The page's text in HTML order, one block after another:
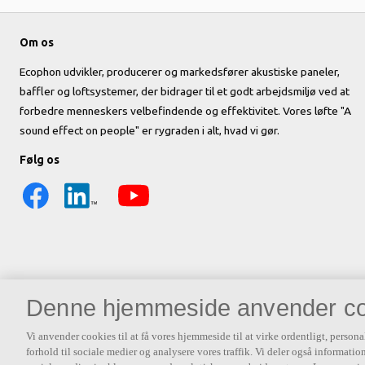
Om os
Ecophon udvikler, producerer og markedsfører akustiske paneler,
baffler og loftsystemer, der bidrager til et godt arbejdsmiljø ved at
forbedre menneskers velbefindende og effektivitet. Vores løfte "A
sound effect on people" er rygraden i alt, hvad vi gør.
Følg os
Denne hjemmeside anvender
Vi anvender cookies til at få vores hjemmeside til at virke ordentligt,
forhold til sociale medier og analysere vores traffik. Vi deler også